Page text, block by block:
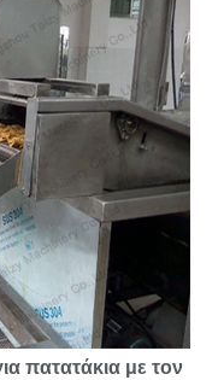
πατατάκια με τον